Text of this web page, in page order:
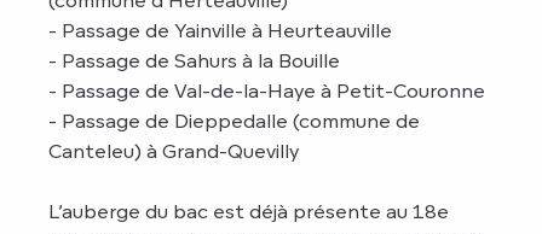
- Passage de Yainville à Heurteauville
- Passage de Sahurs à la Bouille
- Passage de Val-de-la-Haye à Petit-Couronne
- Passage de Dieppedalle (commune de
Canteleu) à Grand-Quevilly
L’auberge du bac est déjà présente au 18e